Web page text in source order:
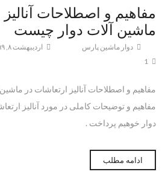
مفاهیم و اصطلاحات
ماشین آلات دوار چیست
دوار ماشین پارس اردیبهشت ۸, ۱۳۹۹
مفاهیم و اصطلاحات آنالیز ارتعاشات در
مفاهیم و توضیحات کاملی در مورد آنالیز
دوار خوهیم پرداخت .
ادامه مطلب